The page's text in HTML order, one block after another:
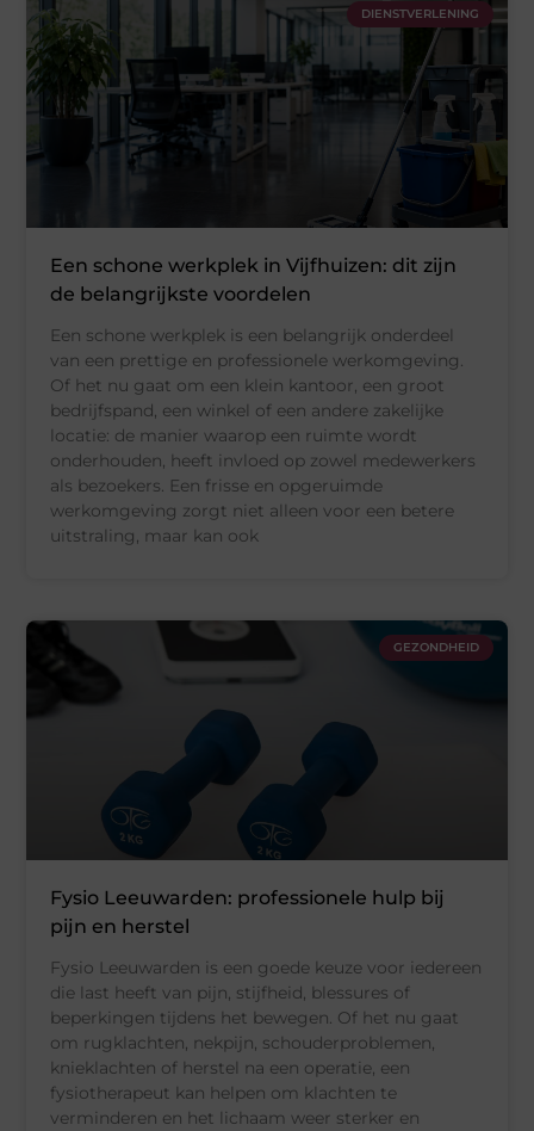
DIENSTVERLENING
Een schone werkplek in Vijfhuizen: dit zijn
de belangrijkste voordelen
Een schone werkplek is een belangrijk onderdeel
van een prettige en professionele werkomgeving.
Of het nu gaat om een klein kantoor, een groot
bedrijfspand, een winkel of een andere zakelijke
locatie: de manier waarop een ruimte wordt
onderhouden, heeft invloed op zowel medewerkers
als bezoekers. Een frisse en opgeruimde
werkomgeving zorgt niet alleen voor een betere
uitstraling, maar kan ook
GEZONDHEID
Fysio Leeuwarden: professionele hulp bij
pijn en herstel
Fysio Leeuwarden is een goede keuze voor iedereen
die last heeft van pijn, stijfheid, blessures of
beperkingen tijdens het bewegen. Of het nu gaat
om rugklachten, nekpijn, schouderproblemen,
knieklachten of herstel na een operatie, een
fysiotherapeut kan helpen om klachten te
verminderen en het lichaam weer sterker en